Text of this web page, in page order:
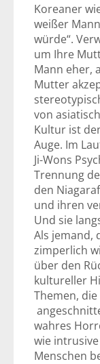
Koreaner
weißer
würde“.
um Ihre
Mann eher,
Mutter
von
Kultur ist
Auge. Im
Ji-Wons
Trennung
den
und ihren
Und sie
Als jemand,
zimperlich
über den
kultureller
Themen, die
wahres
wie
Menschen